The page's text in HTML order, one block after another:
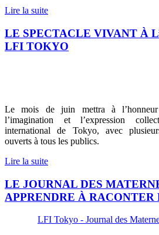
Lire la suite
LE SPECTACLE VIVANT À
LFI TOKYO
Le mois de juin mettra à
l’imagination et l’expression
international de Tokyo, avec
ouverts à tous les publics.
Lire la suite
LE JOURNAL DES
APPRENDRE À RACONTER
LFI Tokyo - Journal des